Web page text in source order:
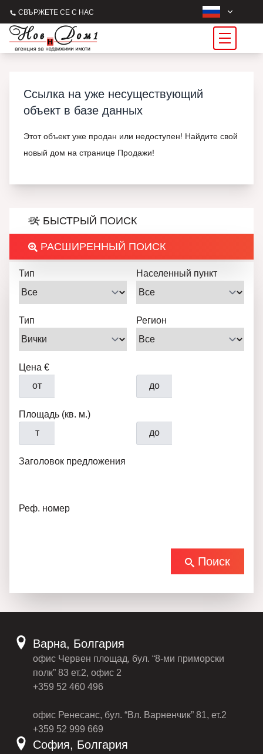
СВЪРЖЕТЕ СЕ С НАС
Ссылка на уже несуществующий
объект в базе данных
Этот объект уже продан или недоступен! Найдите свой
новый дом на странице Продажи!
БЫСТРЫЙ ПОИСК
РАСШИРЕННЫЙ ПОИСК
Тип Населенный пункт
Тип Регион
Цена €
от
до
Площадь (кв. м.)
т
до
Заголовок предложения
Реф. номер
Поиск
Варна, Болгария
офис Червен площад, бул. “8-ми приморски
полк” 83 ет.2, офис 2
+359 52 460 496
офис Ренесанс, бул. “Вл. Варненчик” 81, ет.2
+359 52 999 669
София, Болгария